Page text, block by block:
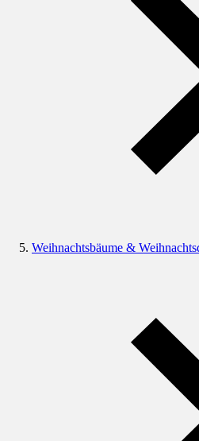
Weihnachtsbäume &